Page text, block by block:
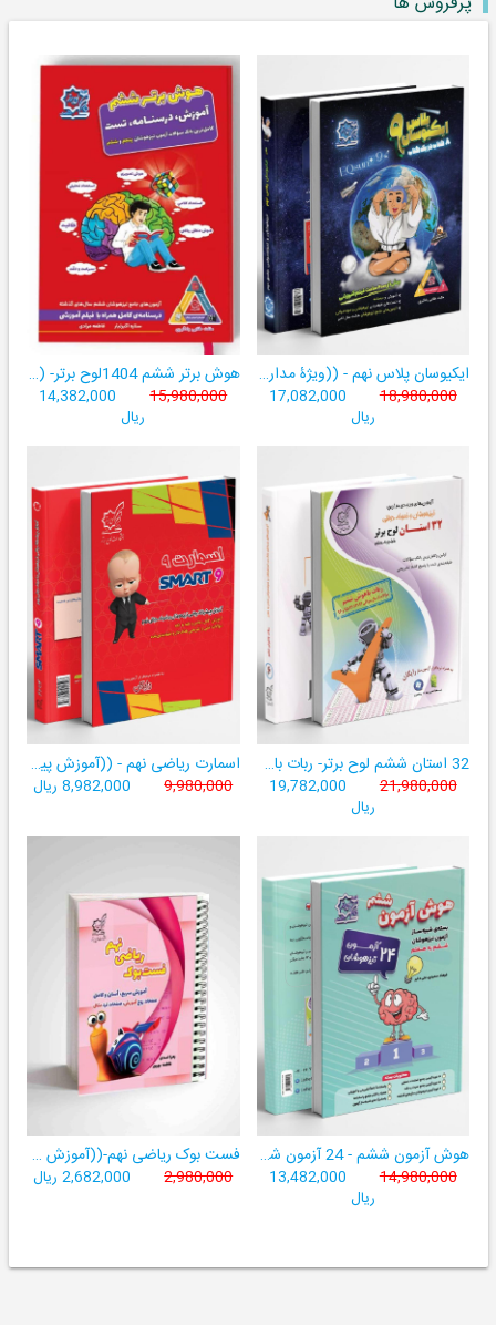
ایکیوسان پلاس نهم - ((ویژۀ مدارس نمونه دولتی، تیزهوشان و سمپاد+ فیلم‌های آموزشی+سامانۀ آزمون‌ساز رایگان))
18,980,000
17,082,000
ریال
هوش برتر ششم 1404لوح برتر- ((ویژۀ آزمون تیزهوشان پایۀ ششم+ فیلم آموزشی + سامانۀ آزمون‌ساز رایگان))
15,980,000
14,382,000
ریال
32 استان ششم لوح برتر- ربات باهوش ششم ((به همراه سامانۀ آزمون‌ساز رایگان))
21,980,000
19,782,000
ریال
اسمارت ریاضی نهم - ((آموزش پیشرفتۀ ریاضی تیزهوشان و نمونه‌دولتی نهم+ سامانۀ آزمون‌ساز آنلاین))
9,980,000 8,982,000 ریال
هوش آزمون ششم - 24 آزمون شبیه ساز تیزهوشان
14,980,000
13,482,000
ریال
فست بوک ریاضی نهم-((آموزش سریع، آسان و کامل ریاضی پایۀ نهم))
2,980,000 2,682,000 ریال